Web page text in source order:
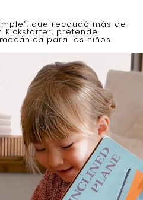
que recaudó más de
pretende
para los niños.